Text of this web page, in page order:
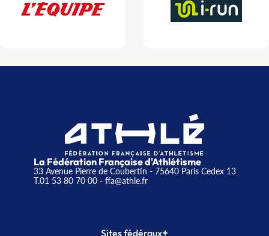
La Fédération Française d'Athlétisme
33 Avenue Pierre de Coubertin - 75640 Paris Cedex 13
T.01 53 80 70 00- ffa@athle.fr
Sites fédéraux+